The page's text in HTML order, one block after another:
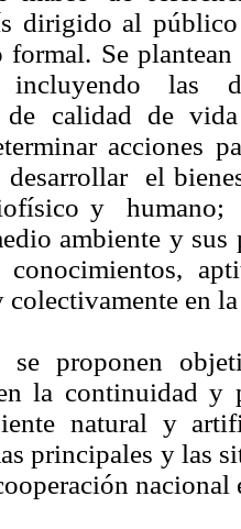
dirigido al
formal. Se
incluyendo las
de calidad de
el
y
ambiente y sus
conocimientos,
en
se proponen
la continuidad y
natural y
principales y las
nacional